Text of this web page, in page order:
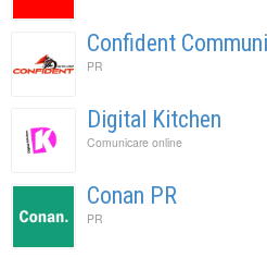
Confident
PR
Digital Kitchen
Comunicare online
Conan PR
PR